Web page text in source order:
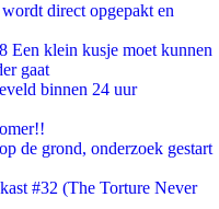
direct opgepakt en
Een klein kusje moet kunnen
gaat
binnen 24 uur
de grond, onderzoek gestart
#32 (The Torture Never